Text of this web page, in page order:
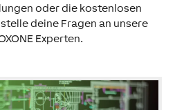
oder die kostenlosen
deine Fragen an unsere
Experten.